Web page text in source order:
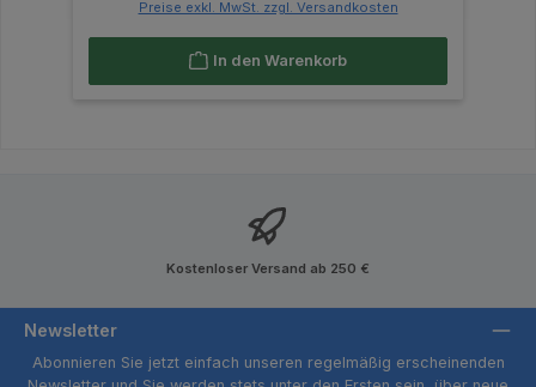
Preise exkl. MwSt. zzgl. Versandkosten
In den Warenkorb
Kostenloser Versand ab 250 €
Newsletter
Abonnieren Sie jetzt einfach unseren regelmäßig erscheinenden